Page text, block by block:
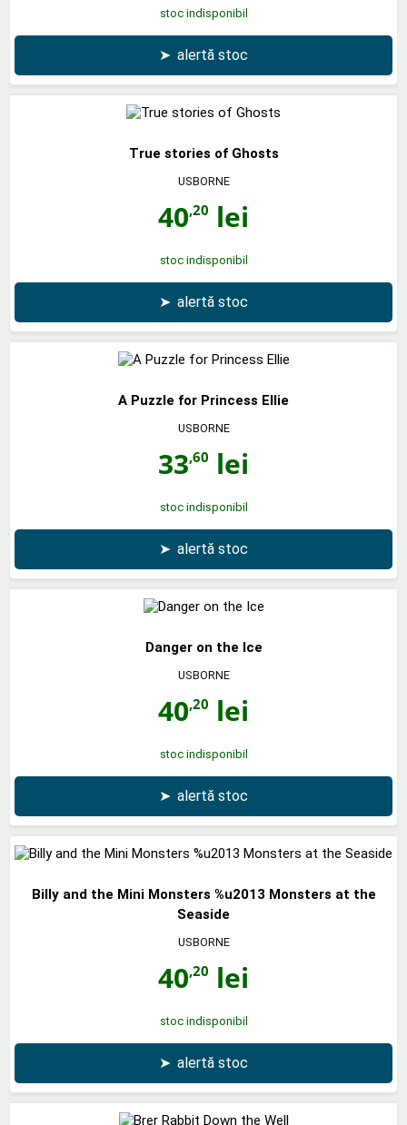
stoc indisponibil
➤ alertă stoc
True stories of Ghosts
USBORNE
40,20 lei
stoc indisponibil
➤ alertă stoc
A Puzzle for Princess Ellie
USBORNE
33,60 lei
stoc indisponibil
➤ alertă stoc
Danger on the Ice
USBORNE
40,20 lei
stoc indisponibil
➤ alertă stoc
Billy and the Mini Monsters %u2013 Monsters at the
Seaside
USBORNE
40,20 lei
stoc indisponibil
➤ alertă stoc